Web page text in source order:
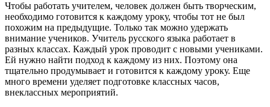
Чтобы работать учителем, человек должен быть творческим,
необходимо готовится к каждому уроку, чтобы тот не был
похожим на предыдущие. Только так можно удержать
внимание учеников. Учитель русского языка работает в
разных классах. Каждый урок проводит с новыми учениками.
Ей нужно найти подход к каждому из них. Поэтому она
тщательно продумывает и готовится к каждому уроку. Еще
много времени уделяет подготовке классных часов,
внеклассных мероприятий.